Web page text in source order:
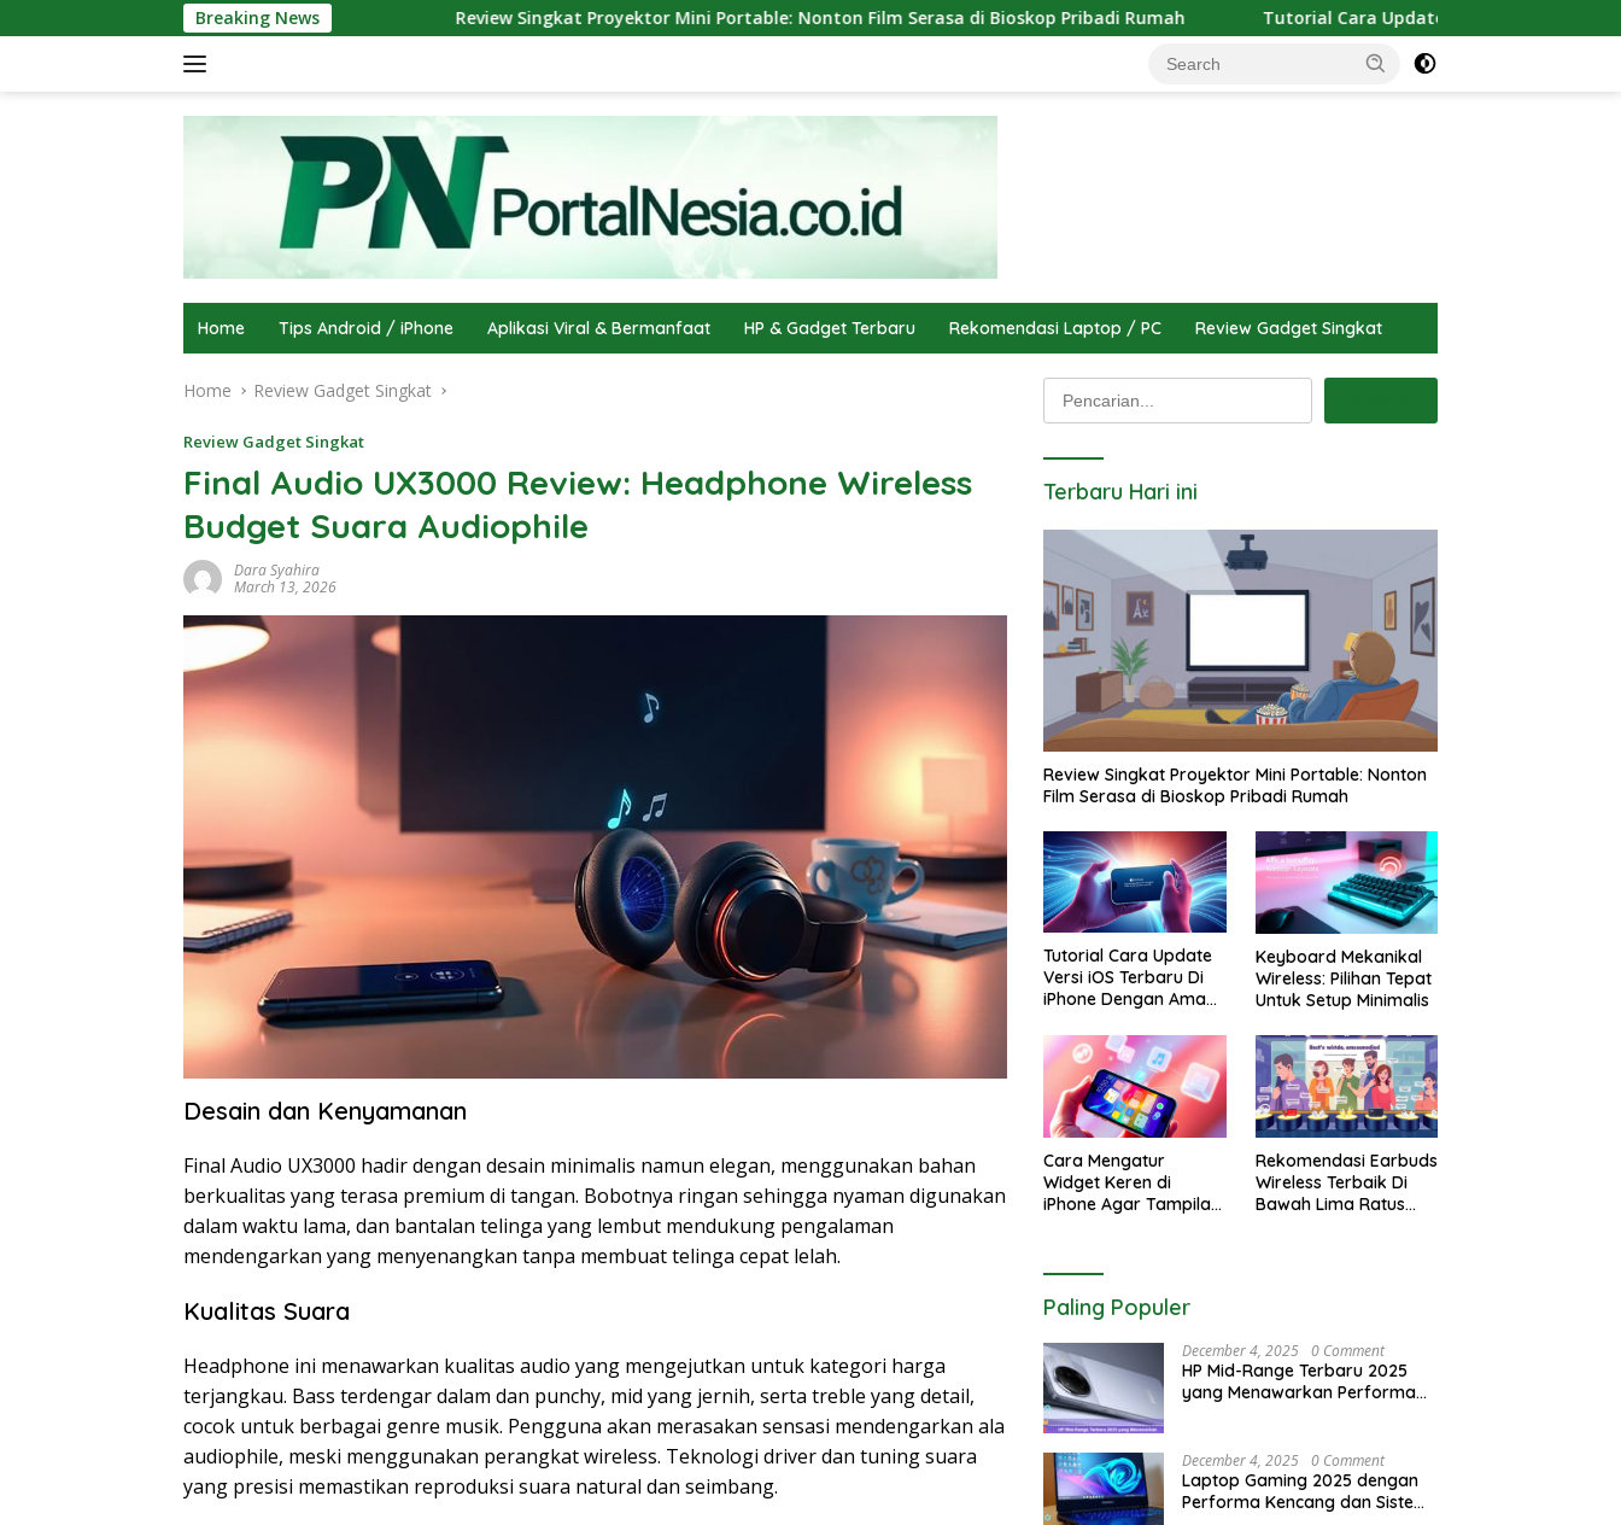
to
Breaking News Review Singkat Proyektor Mini Portable: Nonton Film Serasa di Bioskop Pribadi Rumah Tutorial Cara Update Versi iOS Terbaru Di iPhone
Home Tips Android / iPhone Aplikasi Viral & Bermanfaat HP & Gadget Terbaru Rekomendasi Laptop / PC Review Gadget Singkat
Home Review Gadget Singkat
Review Gadget Singkat
Final Audio UX3000 Review: Headphone Wireless
Budget Suara Audiophile
Dara Syahira
March 13, 2026
Desain dan Kenyamanan
Final Audio UX3000 hadir dengan desain minimalis namun elegan, menggunakan bahan
berkualitas yang terasa premium di tangan. Bobotnya ringan sehingga nyaman digunakan
dalam waktu lama, dan bantalan telinga yang lembut mendukung pengalaman
mendengarkan yang menyenangkan tanpa membuat telinga cepat lelah.
Kualitas Suara
Headphone ini menawarkan kualitas audio yang mengejutkan untuk kategori harga
terjangkau. Bass terdengar dalam dan punchy, mid yang jernih, serta treble yang detail,
cocok untuk berbagai genre musik. Pengguna akan merasakan sensasi mendengarkan ala
audiophile, meski menggunakan perangkat wireless. Teknologi driver dan tuning suara
yang presisi memastikan reproduksi suara natural dan seimbang.
Pencarian
Terbaru Hari ini
Review Singkat Proyektor Mini Portable: Nonton
Film Serasa di Bioskop Pribadi Rumah
Tutorial Cara Update
Versi iOS Terbaru Di
iPhone Dengan Aman
Keyboard Mekanikal
Wireless: Pilihan Tepat
Untuk Setup Minimalis
Cara Mengatur
Widget Keren di
iPhone Agar Tampilan
Rekomendasi Earbuds
Wireless Terbaik Di
Bawah Lima Ratus
Paling Populer
December 4, 2025 0 Comment
HP Mid-Range Terbaru 2025
yang Menawarkan Performa
December 4, 2025 0 Comment
Laptop Gaming 2025 dengan
Performa Kencang dan Sistem